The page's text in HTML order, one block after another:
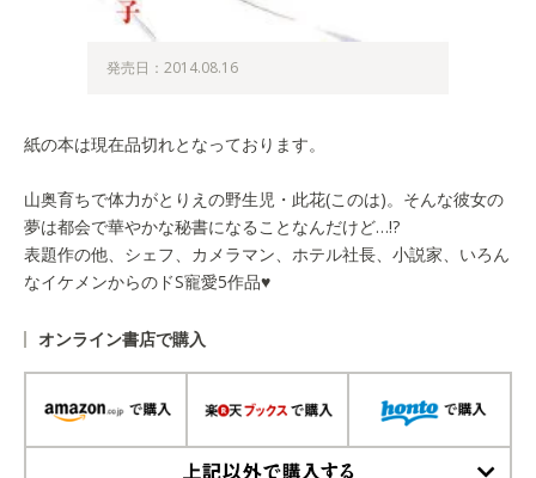
発売日：2014.08.16
紙の本は現在品切れとなっております。
山奥育ちで体力がとりえの野生児・此花(このは)。そんな彼女の
夢は都会で華やかな秘書になることなんだけど…!?
表題作の他、シェフ、カメラマン、ホテル社長、小説家、いろん
なイケメンからのドS寵愛5作品♥
オンライン書店で購入